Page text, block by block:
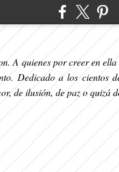
A quienes por creer en
Dedicado a los cientos
de ilusión, de paz o quizá